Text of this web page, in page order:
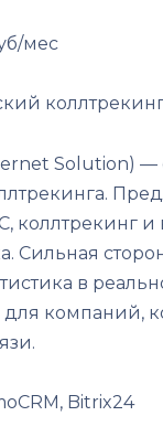
мес
Solution) —
коллтрекинг
Сильная
в
компаний,
Bitrix24